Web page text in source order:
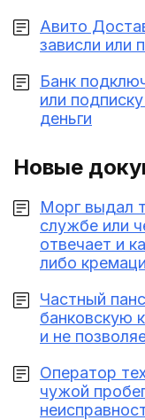
Авито
зависли или
Банк
или
деньги
Новые
Морг выдал
службе или
отвечает и
либо
Частный
банковскую
и не
Оператор
чужой